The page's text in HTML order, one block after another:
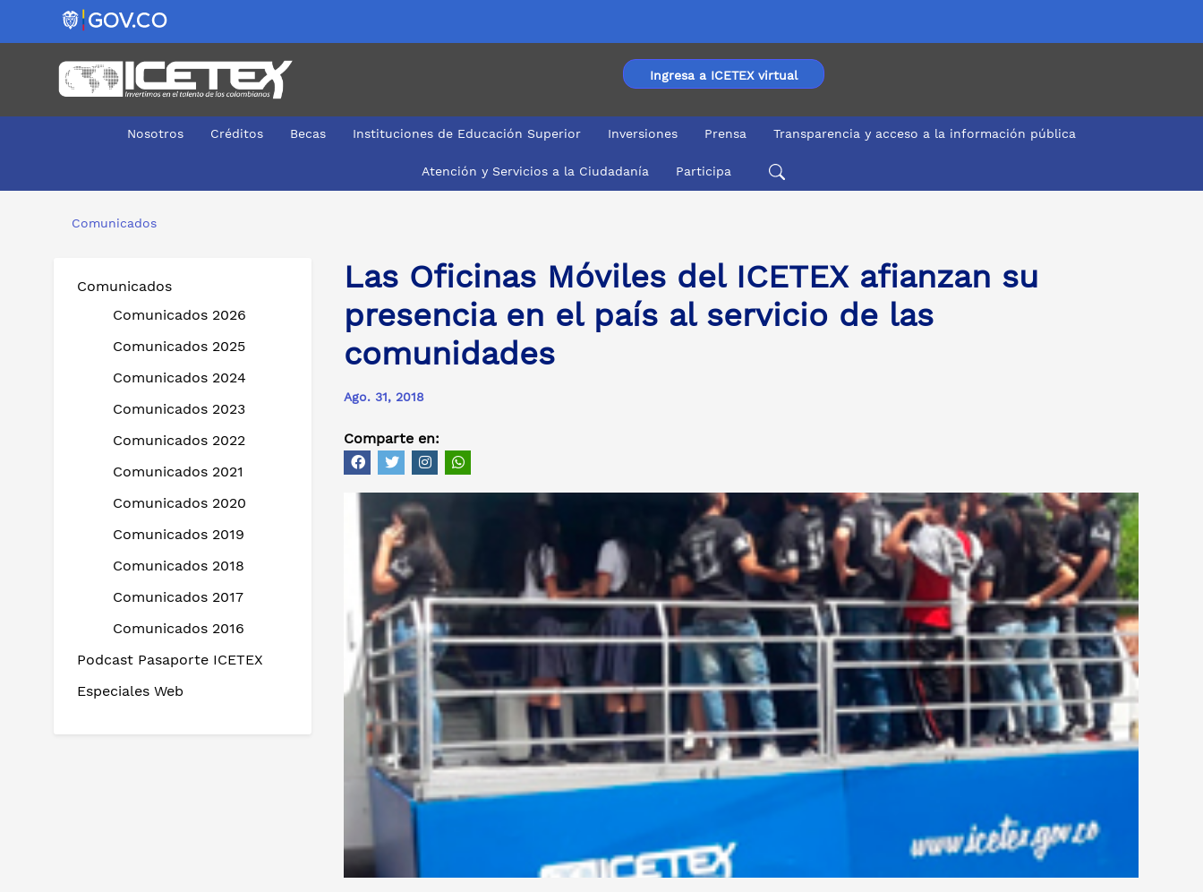
Ingresa a ICETEX virtual
Nosotros Créditos Becas Instituciones de Educación Superior Inversiones Prensa Transparencia y acceso a la información pública
Atención y Servicios a la Ciudadanía Participa
Comunicados
Comunicados
Comunicados 2026
Comunicados 2025
Comunicados 2024
Comunicados 2023
Comunicados 2022
Comunicados 2021
Comunicados 2020
Comunicados 2019
Comunicados 2018
Comunicados 2017
Comunicados 2016
Podcast Pasaporte ICETEX
Especiales Web
Las Oficinas Móviles del ICETEX afianzan su
presencia en el país al servicio de las
comunidades
Ago. 31, 2018
Comparte en: